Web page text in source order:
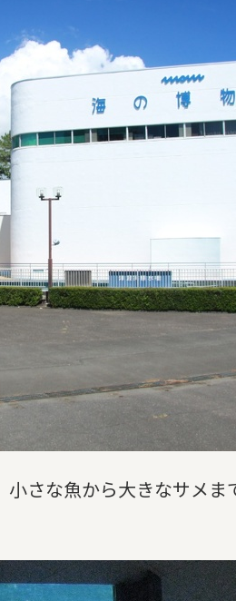
さな魚から大きなサメ